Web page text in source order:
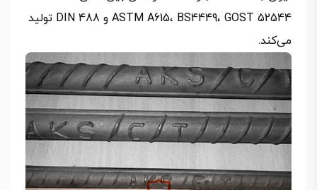
ASTM A615، BS4449، GOST 52544 و DIN 488 تولید
می‌کند.